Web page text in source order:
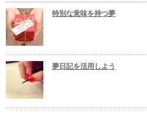
特別な意味を持つ夢
夢日記を活用しよう